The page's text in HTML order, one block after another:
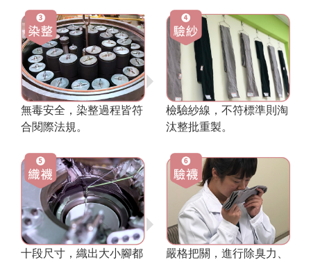
無毒安全，染整過程皆符
合閱際法規。
檢驗紗線，不符標準則淘
汰整批重製。
十段尺寸，織出大小腳都
嚴格把關，進行除臭力、